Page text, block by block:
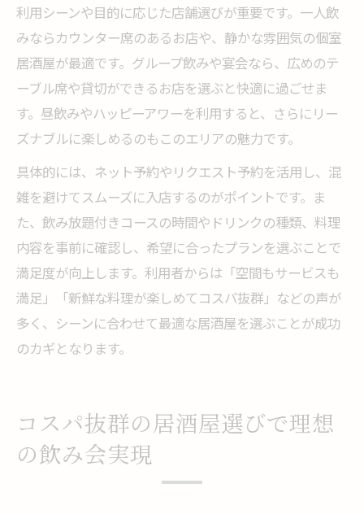
利用シーンや目的に応じた店舗選びが重要です。一人飲
みならカウンター席のあるお店や、静かな雰囲気の個室
居酒屋が最適です。グループ飲みや宴会なら、広めのテ
ーブル席や貸切ができるお店を選ぶと快適に過ごせま
す。昼飲みやハッピーアワーを利用すると、さらにリー
ズナブルに楽しめるのもこのエリアの魅力です。
具体的には、ネット予約やリクエスト予約を活用し、混
雑を避けてスムーズに入店するのがポイントです。ま
た、飲み放題付きコースの時間やドリンクの種類、料理
内容を事前に確認し、希望に合ったプランを選ぶことで
満足度が向上します。利用者からは「空間もサービスも
満足」「新鮮な料理が楽しめてコスパ抜群」などの声が
多く、シーンに合わせて最適な居酒屋を選ぶことが成功
のカギとなります。
コスパ抜群の居酒屋選びで理想
の飲み会実現